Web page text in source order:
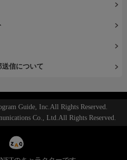
信について
Guide, Inc.All Rights Reserved.
Co., Ltd.All Rights Reserved.